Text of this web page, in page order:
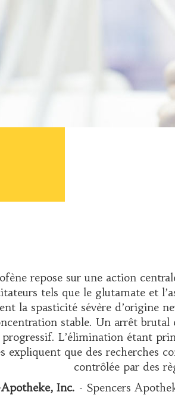
repose sur une action
tels que le glutamate et
la spasticité sévère d’origine
stable. Un arrêt
L’élimination étant
expliquent que des recherches
contrôlée par des
Inc. - Spencers